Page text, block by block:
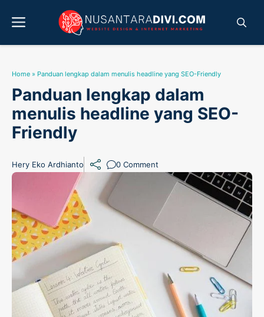
Menu
Home » Panduan lengkap dalam menulis headline yang SEO-Friendly
Panduan lengkap dalam
menulis headline yang SEO-
Friendly
Hery Eko Ardhianto 0 Comment